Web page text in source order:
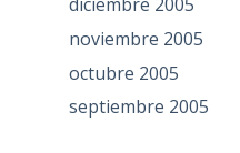
noviembre 2005
octubre 2005
septiembre 2005